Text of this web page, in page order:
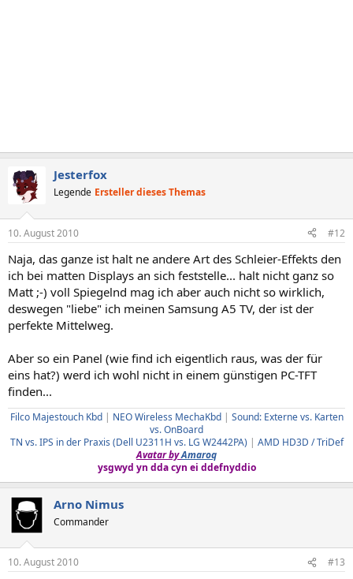
Jesterfox
Legende Ersteller dieses Themas
10. August 2010 #12
Naja, das ganze ist halt ne andere Art des Schleier-Effekts den
ich bei matten Displays an sich feststelle... halt nicht ganz so
Matt ;-) voll Spiegelnd mag ich aber auch nicht so wirklich,
deswegen "liebe" ich meinen Samsung A5 TV, der ist der
perfekte Mittelweg.
Aber so ein Panel (wie find ich eigentlich raus, was der für
eins hat?) werd ich wohl nicht in einem günstigen PC-TFT
finden...
Filco Majestouch Kbd| NEO Wireless MechaKbd| Sound: Externe vs. Karten
vs. OnBoard
TN vs. IPS in der Praxis (Dell U2311H vs. LG W2442PA) | AMD HD3D / TriDef
Avatar byAmaroq
ysgwyd yn dda cyn ei ddefnyddio
Arno Nimus
Commander
10. August 2010 #13